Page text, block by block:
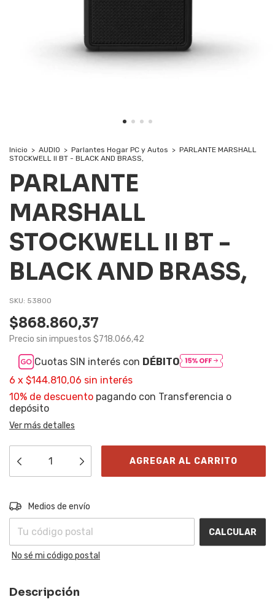
Inicio > AUDIO > Parlantes Hogar PC y Autos > PARLANTE MARSHALL
STOCKWELL II BT - BLACK AND BRASS,
PARLANTE
MARSHALL
STOCKWELL II BT -
BLACK AND BRASS,
SKU: 53800
$868.860,37
Precio sin impuestos $718.066,42
Cuotas SIN interés con DÉBITO
6 x $144.810,06 sin interés
10% de descuento pagando con Transferencia o
depósito
Ver más detalles
Entregas para el CP:
Medios de envío
CALCULAR
No sé mi código postal
Descripción